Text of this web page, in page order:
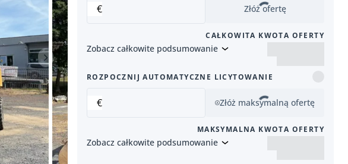
Następna pozycja
€ Złóż ofertę
CAŁKOWITA KWOTA OFERTY
Zobacz całkowite podsumowanie
ROZPOCZNIJ AUTOMATYCZNE LICYTOWANIE
€ Złóż maksymalną ofertę
MAKSYMALNA KWOTA OFERTY
Zobacz całkowite podsumowanie